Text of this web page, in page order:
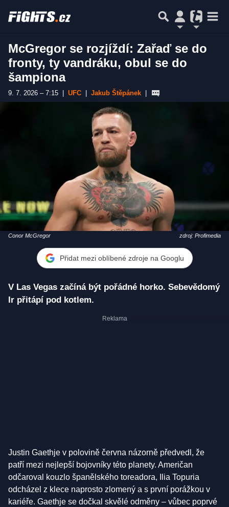
McGregor se rozjíždí: Zařaď se do
fronty, ty vandráku, obul se do
šampiona
9. 7. 2026 – 7:15 UFC Jakub Štěpánek
Conor McGregor zdroj: Profimedia
Přidat mezi oblíbené zdroje na Googlu
V Las Vegas začíná být pořádné horko. Sebevědomý
Ir přitápí pod kotlem.
Justin Gaethje v polovině června názorně předvedl, že
patří mezi nejlepší bojovníky této planety. Američan
odčaroval kouzlo španělského toreadora, Ilia Topuria
odcházel z klece naprosto zlomený a s první porážkou v
kariéře. Gaethje se dočkal skvělé odměny – vůbec poprvé